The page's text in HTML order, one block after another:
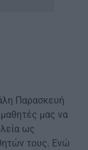
Παρασκευή
μας να
ως
τους. Ενώ